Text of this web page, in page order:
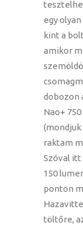
egy
kint a
amikor
dobozon
Nao+
raktam
Szóval itt
150
ponton
töltőre,